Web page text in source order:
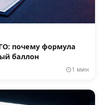
почему формула
баллон
1 мин